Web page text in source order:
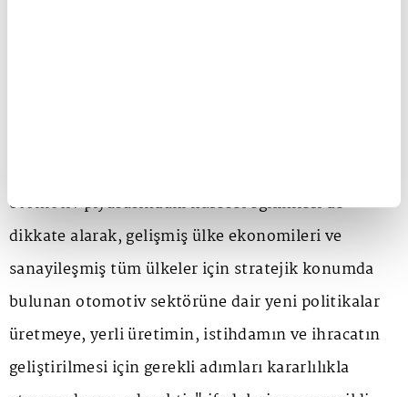
otomotiv piyasasındaki küresel eğilimleri de
dikkate alarak, gelişmiş ülke ekonomileri ve
sanayileşmiş tüm ülkeler için stratejik konumda
bulunan otomotiv sektörüne dair yeni politikalar
üretmeye, yerli üretimin, istihdamın ve ihracatın
geliştirilmesi için gerekli adımları kararlılıkla